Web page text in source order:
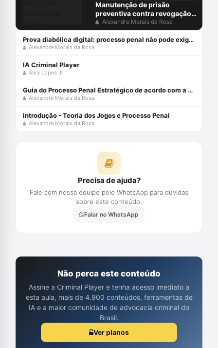
Manutenção de prisão
preventiva contra revogação
do MP: juiz não pode ocupar
lugar do acusador
Alexandre Morais da Rosa
Prova diabólica digital: processo penal não pode exigir do arguido o que só o diabo provaria
Alexandre Morais da Rosa
IA Criminal Player
Aury Lopes Jr
Guia do Processo Penal Estratégico de acordo com a Teoria dos Jogos e MCDA-C - Edição 2021
Alexandre Morais da Rosa
Introdução - Teoria dos Jogos e Processo Penal
Alexandre Morais da Rosa
Precisa de ajuda?
Fale com nossa equipe pelo WhatsApp para dúvidas
sobre este conteúdo.
Falar no WhatsApp
Não perca este conteúdo
Assine a Criminal Player e tenha acesso imediato a
esta aula, mais de 4.900 conteúdos, ferramentas de
IA e a maior comunidade de advocacia criminal do
Brasil.
Ver planos